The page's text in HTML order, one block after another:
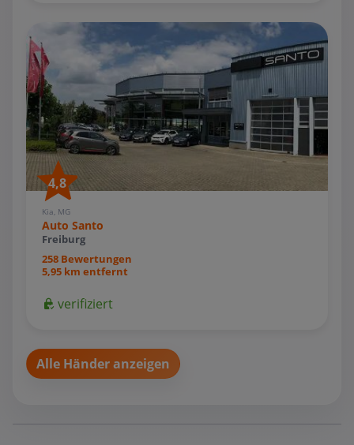
4,8
Kia, MG
Auto Santo
Freiburg
258 Bewertungen
5,95 km entfernt
verifiziert
Alle Händer anzeigen